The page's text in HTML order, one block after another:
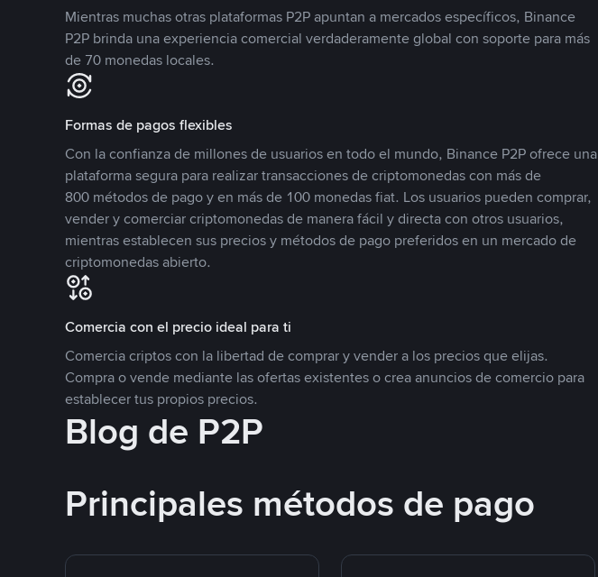
Mientras muchas otras plataformas P2P apuntan a mercados específicos, Binance
P2P brinda una experiencia comercial verdaderamente global con soporte para más
de 70 monedas locales.
Formas de pagos flexibles
Con la confianza de millones de usuarios en todo el mundo, Binance P2P ofrece una
plataforma segura para realizar transacciones de criptomonedas con más de
800 métodos de pago y en más de 100 monedas fiat. Los usuarios pueden comprar,
vender y comerciar criptomonedas de manera fácil y directa con otros usuarios,
mientras establecen sus precios y métodos de pago preferidos en un mercado de
criptomonedas abierto.
Comercia con el precio ideal para ti
Comercia criptos con la libertad de comprar y vender a los precios que elijas.
Compra o vende mediante las ofertas existentes o crea anuncios de comercio para
establecer tus propios precios.
Blog de P2P
Principales métodos de pago